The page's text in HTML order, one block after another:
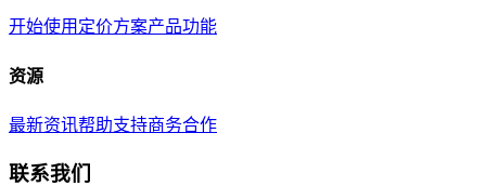
开始使用 定价方案产品功能
资源
最新资讯帮助支持商务合作
联系我们